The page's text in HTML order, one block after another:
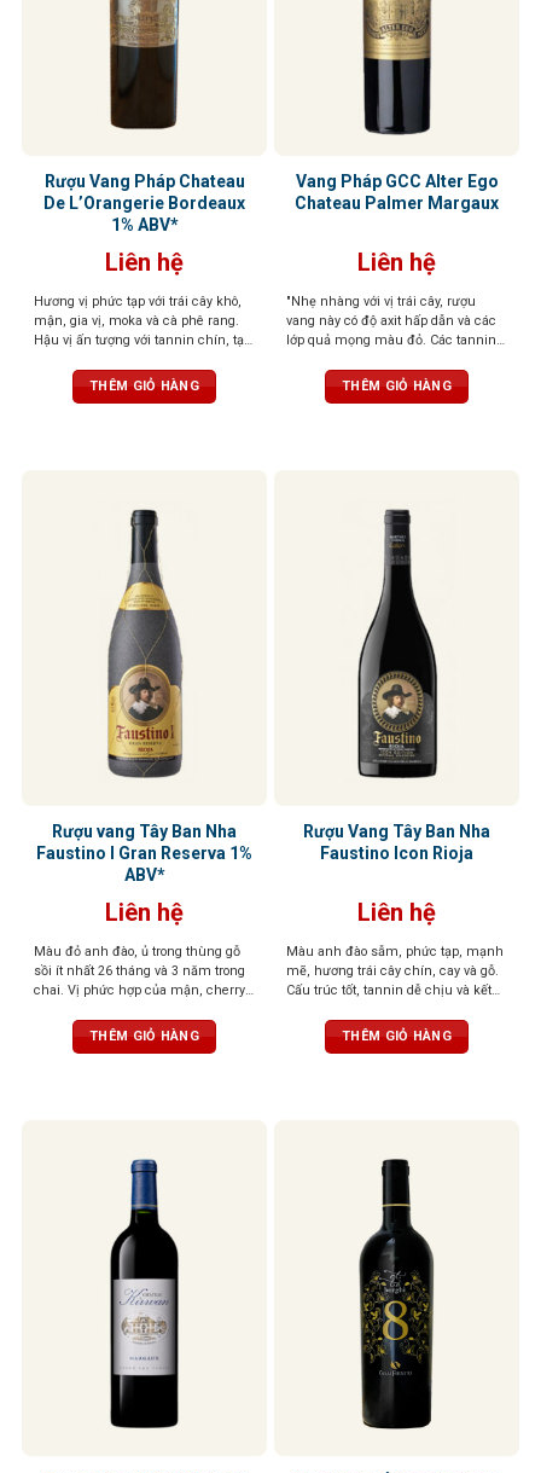
Rượu Vang Pháp Chateau
De L’Orangerie Bordeaux
1% ABV*
Liên hệ
Hương vị phức tạp với trái cây khô,
mận, gia vị, moka và cà phê rang.
Hậu vị ấn tượng với tannin chín, tạo
THÊM GIỎ HÀNG
Vang Pháp GCC Alter Ego
Chateau Palmer Margaux
Liên hệ
"Nhẹ nhàng với vị trái cây, rượu
vang này có độ axit hấp dẫn và các
lớp quả mọng màu đỏ. Các tannin
trái cây của rượu vang, chứa nhiều
axit và sẽ sớm sẵn sàng cho mọi
THÊM GIỎ HÀNG
Rượu vang Tây Ban Nha
Faustino I Gran Reserva 1%
ABV*
Liên hệ
Màu đỏ anh đào, ủ trong thùng gỗ
sồi ít nhất 26 tháng và 3 năm trong
chai. Vị phức hợp của mận, cherry,
hậu vị sâu lắngTHÊM GIỎ HÀNG
Rượu Vang Tây Ban Nha
Faustino Icon Rioja
Liên hệ
Màu anh đào sẫm, phức tạp, mạnh
mẽ, hương trái cây chín, cay và gỗ.
Cấu trúc tốt, tannin dễ chịu và kết
THÊM GIỎ HÀNG